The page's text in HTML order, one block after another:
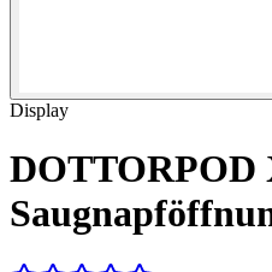
Display
DOTTORPOD